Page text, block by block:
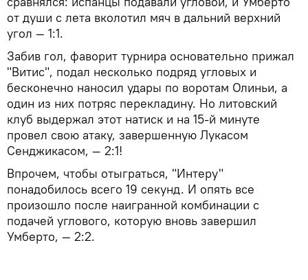
от души с лета вколотил мяч в дальний верхний
угол — 1:1.
Забив гол, фаворит турнира основательно прижал
"Витис", подал несколько подряд угловых и
бесконечно наносил удары по воротам Олиньи, а
один из них потряс перекладину. Но литовский
клуб выдержал этот натиск и на 15-й минуте
провел свою атаку, завершенную Лукасом
Сенджикасом, — 2:1!
Впрочем, чтобы отыграться, "Интеру"
понадобилось всего 19 секунд. И опять все
произошло после наигранной комбинации с
подачей углового, которую вновь завершил
Умберто, — 2:2.